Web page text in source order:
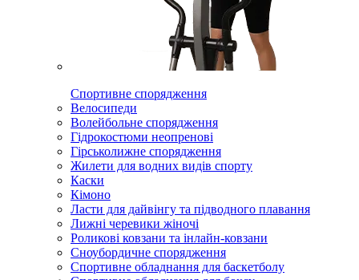
Спортивне спорядження
Велосипеди
Волейбольне спорядження
Гідрокостюми неопренові
Гірськолижне спорядження
Жилети для водних видів спорту
Каски
Кімоно
Ласти для дайвінгу та підводного плавання
Лижні черевики жіночі
Роликові ковзани та інлайн-ковзани
Сноубордичне спорядження
Спортивне обладнання для баскетболу